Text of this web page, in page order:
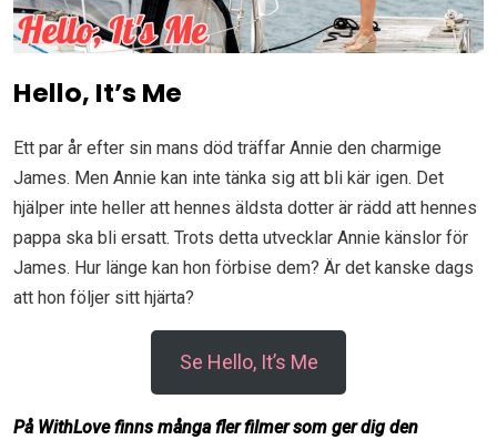
Hello, It’s Me
Ett par år efter sin mans död träffar Annie den charmige
James. Men Annie kan inte tänka sig att bli kär igen. Det
hjälper inte heller att hennes äldsta dotter är rädd att hennes
pappa ska bli ersatt. Trots detta utvecklar Annie känslor för
James. Hur länge kan hon förbise dem? Är det kanske dags
att hon följer sitt hjärta?
Se Hello, It’s Me
På WithLove finns många fler filmer som ger dig den